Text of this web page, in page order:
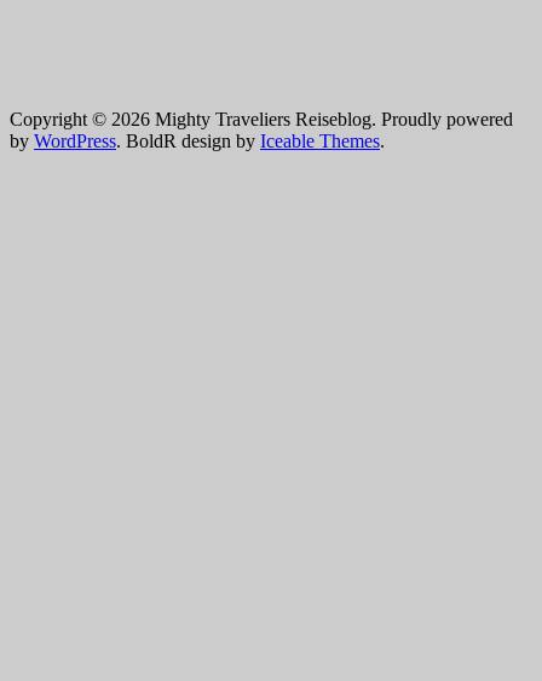
Copyright © 2026 Mighty Traveliers Reiseblog. Proudly powered
by WordPress. BoldR design by Iceable Themes.